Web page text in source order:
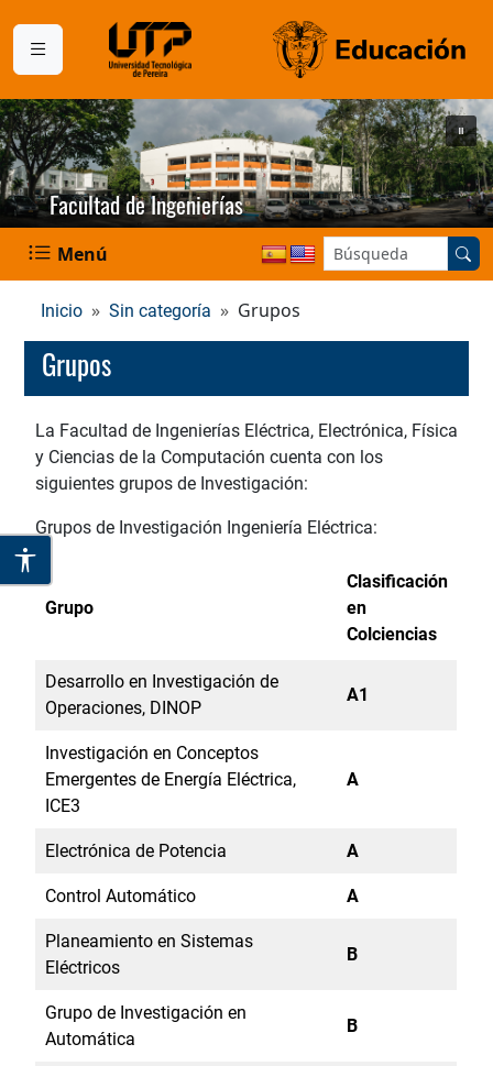
Facultad de Ingenierías
Menú Buscar en el sitio:
Inicio Sin categoría Grupos
Grupos
La Facultad de Ingenierías Eléctrica, Electrónica, Física
y Ciencias de la Computación cuenta con los
siguientes grupos de Investigación:
Grupos de Investigación Ingeniería Eléctrica:
Grupo
Clasificación
en
Colciencias
Desarrollo en Investigación de
Operaciones, DINOP
A1
Investigación en Conceptos
Emergentes de Energía Eléctrica,
ICE3
A
Electrónica de Potencia A
Control Automático A
Planeamiento en Sistemas
Eléctricos
B
Grupo de Investigación en
Automática
B